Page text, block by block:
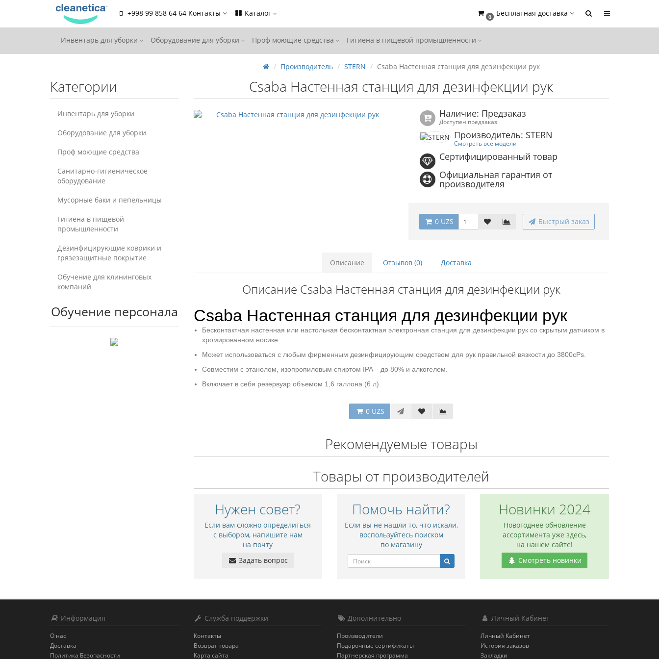
+998 99 858 64 64 Контакты Каталог 0 Бесплатная доставка
Инвентарь для уборки Оборудование для уборки Проф моющие средства Гигиена в пищевой промышленности
Категории
Инвентарь для уборки
Оборудование для уборки
Проф моющие средства
Санитарно-гигиеническое
оборудование
Мусорные баки и пепельницы
Гигиена в пищевой
промышленности
Дезинфицирующие коврики и
грязезащитные покрытие
Обучение для клининговых
компаний
Обучение персонала
Производитель STERN Csaba Настенная станция для дезинфекции рук
Csaba Настенная станция для дезинфекции рук
Наличие: Предзаказ
Доступен предзаказ
Производитель: STERN
Смотреть все модели
Сертифицированный товар
Официальная гарантия от
производителя
0 UZS Быстрый заказ
Описание Отзывов (0) Доставка
Описание Csaba Настенная станция для дезинфекции рук
Csaba Настенная станция для дезинфекции рук
Бесконтактная настенная или настольная бесконтактная электронная станция для дезинфекции рук со скрытым датчиком в
хромированном носике.
Может использоваться с любым фирменным дезинфицирующим средством для рук правильной вязкости до 3800cPs.
Совместим с этанолом, изопропиловым спиртом IPA – до 80% и алкогелем.
Включает в себя резервуар объемом 1,6 галлона (6 л).
0 UZS
Рекомендуемые товары
Товары от производителей
Нужен совет?
Если вам сложно определиться
с выбором, напишите нам
на почту
Задать вопрос
Помочь найти?
Если вы не нашли то, что искали,
воспользуйтесь поиском
по магазину
Новинки 2024
Новогоднее обновление
ассортимента уже здесь,
на нашем сайте!
Смотреть новинки
Информация
О нас
Доставка
Политика Безопасности
Служба поддержки
Контакты
Возврат товара
Карта сайта
Дополнительно
Производители
Подарочные сертификаты
Партнерская программа
Личный Кабинет
Личный Кабинет
История заказов
Закладки